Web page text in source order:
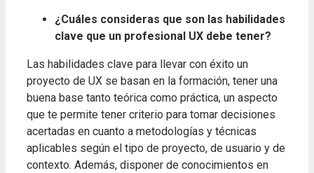
¿Cuáles consideras que son las habilidades
clave que un profesional UX debe tener?
Las habilidades clave para llevar con éxito un
proyecto de UX se basan en la formación, tener una
buena base tanto teórica como práctica, un aspecto
que te permite tener criterio para tomar decisiones
acertadas en cuanto a metodologías y técnicas
aplicables según el tipo de proyecto, de usuario y de
contexto. Además, disponer de conocimientos en